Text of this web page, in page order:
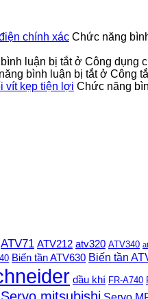
chính xác Chức năng
luận bị tắtở Công dụng
bình luận bị tắtở Công
vít kẹp tiện lợi Chức năng
ATV71 ATV212 atv320 ATV340
Biến tần ATV630 Biến tần
dầu khí FR-A740